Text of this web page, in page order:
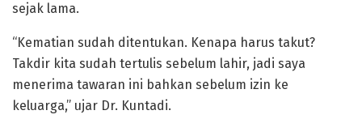
sejak lama.
“Kematian sudah ditentukan. Kenapa harus takut?
Takdir kita sudah tertulis sebelum lahir, jadi saya
menerima tawaran ini bahkan sebelum izin ke
keluarga,” ujar Dr. Kuntadi.